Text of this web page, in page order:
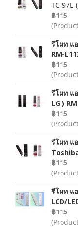
TC-97E
฿115
รีโมท แ
RM-
฿115
รีโมท แ
LG )
฿115
รีโมท แ
฿115
รีโมท แ
LCD/
฿115